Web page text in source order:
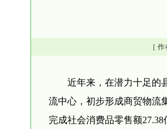
［ 作
近年来，在潜力十足的
流中心，初步形成商贸物流
完成社会消费品零售额